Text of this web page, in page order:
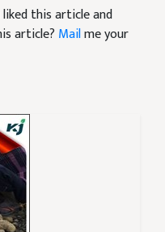
liked this article and
article? Mailme your